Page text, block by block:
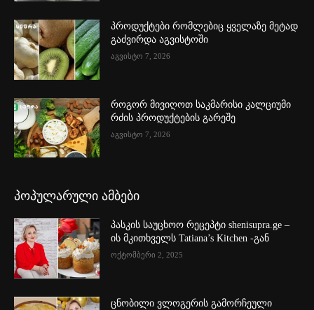
პროდუქტები რომლებიც ყველაზე მეტად
გაძვირდა აგვისტოში
აგვისტო 7, 2026
როგორ მივიღოთ საკმარისი კალციუმი
რძის პროდუქტების გარეშე
აგვისტო 7, 2026
პოპულარული ამბები
პასკის საუცხოო რეცეპტი shenisupra.ge –
ის მკითხველს Tatiana’s Kitchen -გან
ოქტომბერი 2, 2025
ცნობილი ვლოგერის გამორჩეული